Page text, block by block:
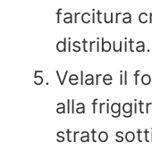
farcitura
distribuita.
Velare il
alla
strato